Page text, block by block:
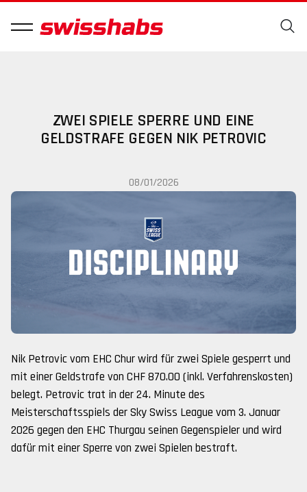
ZWEI SPIELE SPERRE UND EINE
GELDSTRAFE GEGEN NIK PETROVIC
08/01/2026
Nik Petrovic vom EHC Chur wird für zwei Spiele gesperrt und
mit einer Geldstrafe von CHF 870.00 (inkl. Verfahrenskosten)
belegt. Petrovic trat in der 24. Minute des
Meisterschaftsspiels der Sky Swiss League vom 3. Januar
2026 gegen den EHC Thurgau seinen Gegenspieler und wird
dafür mit einer Sperre von zwei Spielen bestraft.